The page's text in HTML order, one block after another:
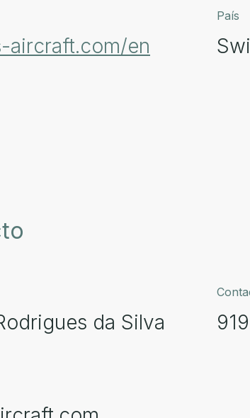
aircraft.com/en
País
da Silva